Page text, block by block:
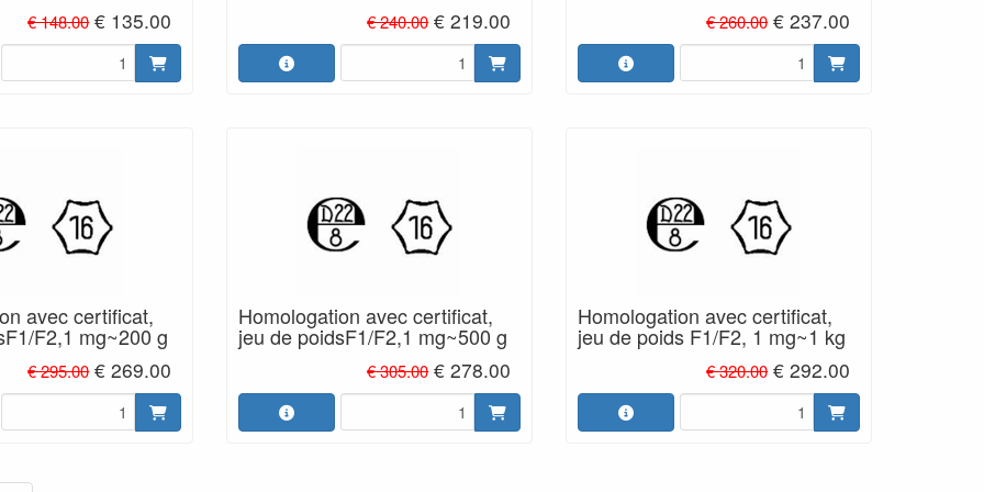
€ 148.00 € 135.00 € 240.00 € 219.00 € 260.00 € 237.00
avec certificat,
F2,1 mg~200 g
€ 295.00 € 269.00
Homologation avec certificat,
jeu de poidsF1/F2,1 mg~500 g
€ 305.00 € 278.00
Homologation avec certificat,
jeu de poids F1/F2, 1 mg~1 kg
€ 320.00 € 292.00